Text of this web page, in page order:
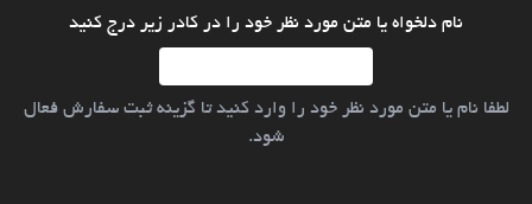
نام دلخواه یا متن مورد نظر خود را در کادر زیر درج کنید
لطفا نام یا متن مورد نظر خود را وارد کنید تا گزینه ثبت سفارش فعال
شود.